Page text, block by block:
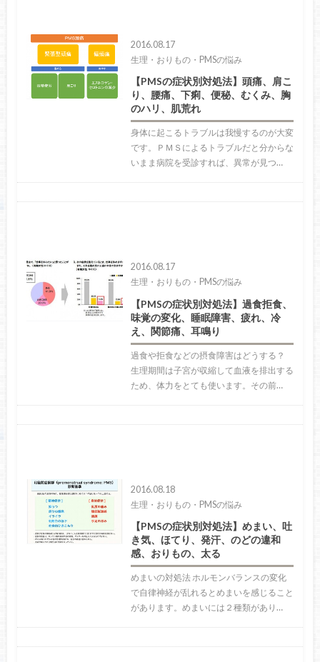
2016.08.17
生理・おりもの・PMSの悩み
【PMSの症状別対処法】頭痛、肩こ
り、腰痛、下痢、便秘、むくみ、胸
のハリ、肌荒れ
身体に起こるトラブルは我慢するのが大変
です。ＰＭＳによるトラブルだと分からな
いまま病院を受診すれば、異常が見つ…
2016.08.17
生理・おりもの・PMSの悩み
【PMSの症状別対処法】過食拒食、
味覚の変化、睡眠障害、疲れ、冷
え、関節痛、耳鳴り
過食や拒食などの摂食障害はどうする？
生理期間は子宮が収縮して血液を排出する
ため、体力をとても使います。その前…
2016.08.18
生理・おりもの・PMSの悩み
【PMSの症状別対処法】めまい、吐
き気、ほてり、発汗、のどの違和
感、おりもの、太る
めまいの対処法 ホルモンバランスの変化
で自律神経が乱れるとめまいを感じること
があります。めまいには２種類があり…